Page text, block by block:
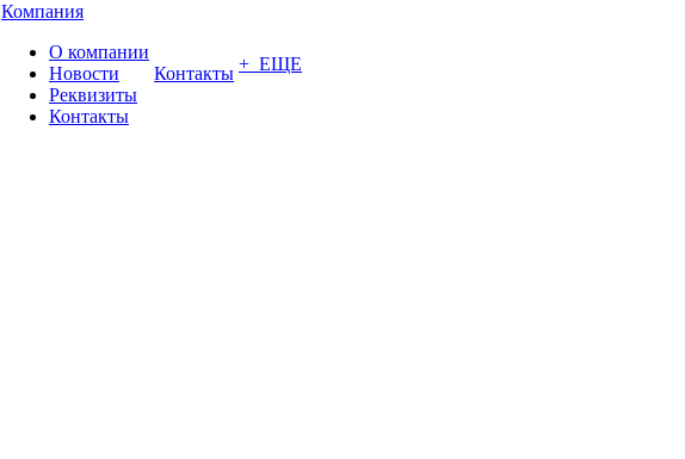
Компания
О компании
Новости
Реквизиты
Контакты
Контакты + ЕЩЕ